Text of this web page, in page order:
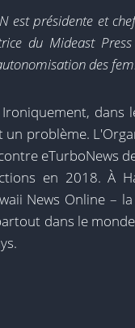
est présidente et
du Mideast
des
Ironiquement, dans
un problème.
eTurboNews
en 2018. À
News Online –
dans le